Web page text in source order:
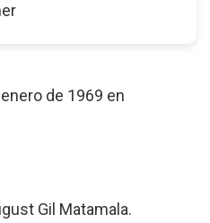
de 1969 en
Gil Matamala.